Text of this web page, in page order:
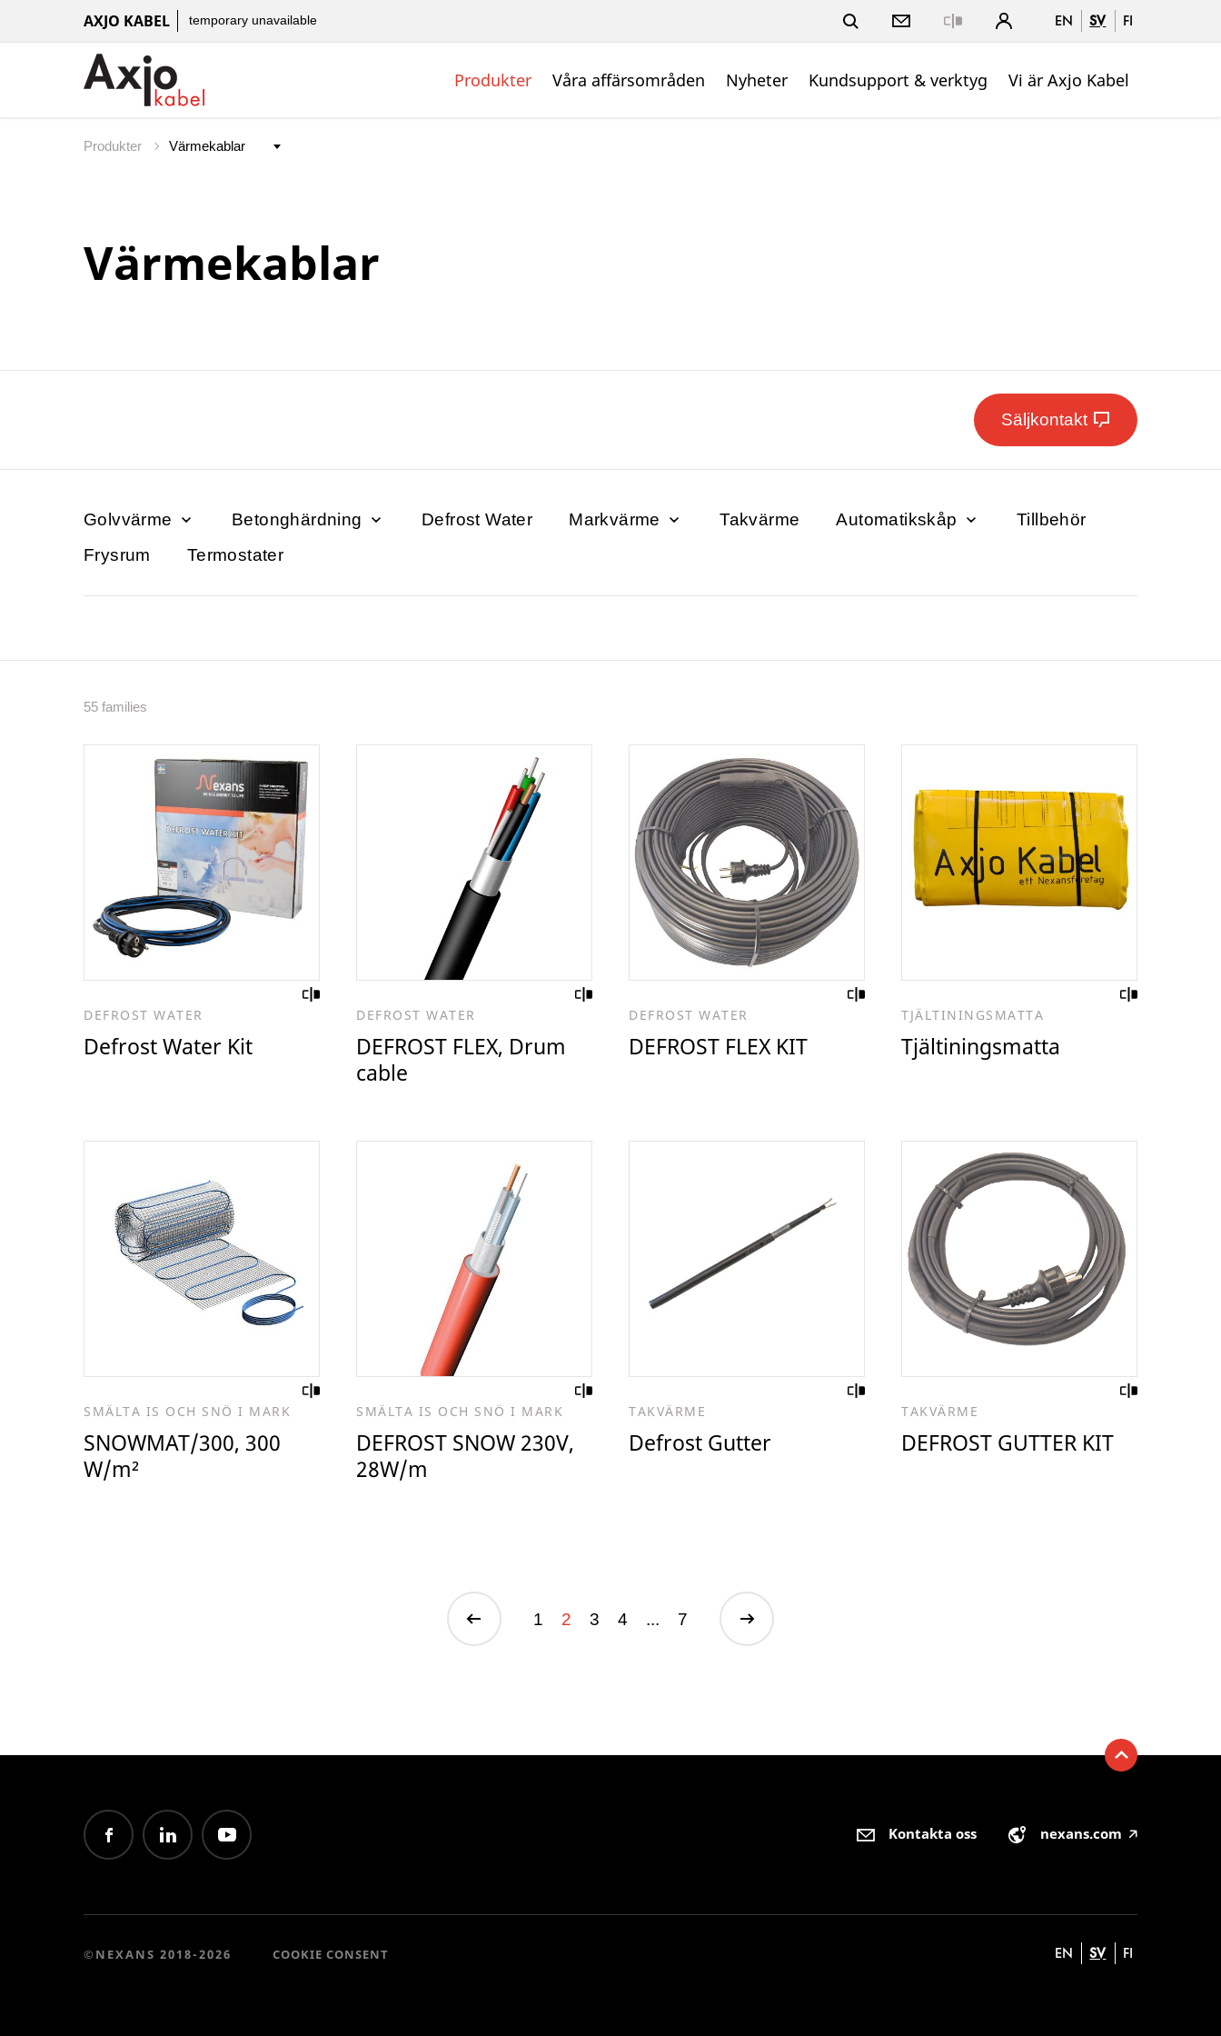
AXJO KABEL temporary unavailable EN SV FI
Produkter Våra affärsområden Nyheter Kundsupport & verktyg Vi är Axjo Kabel
Produkter
Värmekablar
Säljkontakt
Golvvärme Betonghärdning Defrost Water Markvärme Takvärme Automatikskåp
Tillbehör
Frysrum
Termostater
55 families
DEFROST WATER
Defrost Water Kit
DEFROST WATER
DEFROST FLEX, Drum
cable
DEFROST WATER
DEFROST FLEX KIT
TJÄLTININGSMATTA
Tjältiningsmatta
SMÄLTA IS OCH SNÖ I MARK
SNOWMAT/300, 300
W/m²
SMÄLTA IS OCH SNÖ I MARK
DEFROST SNOW 230V,
28W/m
TAKVÄRME
Defrost Gutter
TAKVÄRME
DEFROST GUTTER KIT
1 2 3 4 ... 7
Kontakta oss nexans.com 🡥
©NEXANS 2018-2026 COOKIE CONSENT EN SV FI